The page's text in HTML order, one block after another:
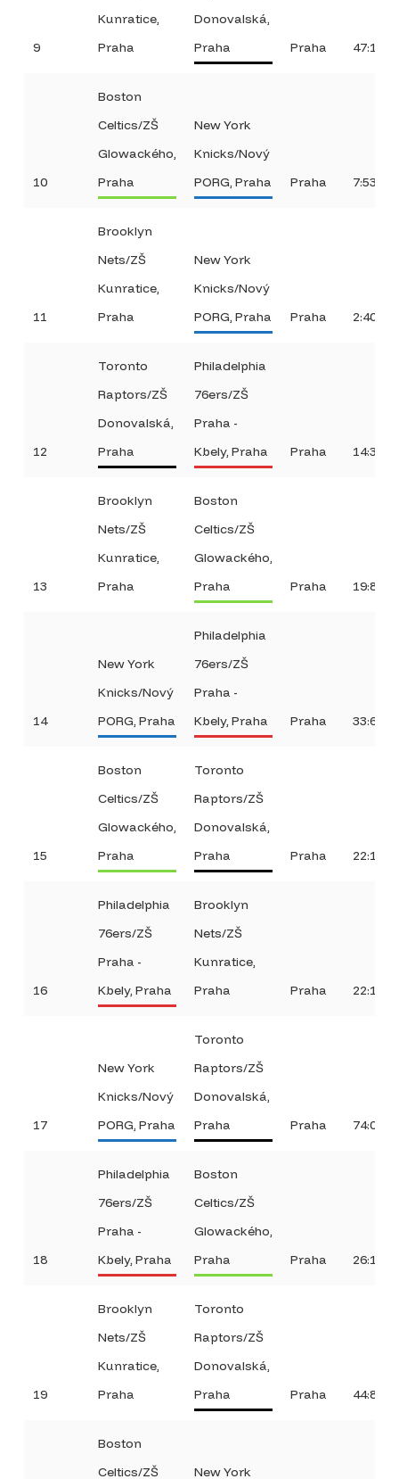
9
Kunratice,
Praha
Donovalská,
Praha
Praha 47:12
10
Boston
Celtics/ZŠ
Glowackého,
Praha
New York
Knicks/Nový
PORG, Praha
Praha 7:53
11
Brooklyn
Nets/ZŠ
Kunratice,
Praha
New York
Knicks/Nový
PORG, Praha
Praha 2:40
12
Toronto
Raptors/ZŠ
Donovalská,
Praha
Philadelphia
76ers/ZŠ
Praha -
Kbely, Praha
Praha 14:37
13
Brooklyn
Nets/ZŠ
Kunratice,
Praha
Boston
Celtics/ZŠ
Glowackého,
Praha
Praha 19:8
14
New York
Knicks/Nový
PORG, Praha
Philadelphia
76ers/ZŠ
Praha -
Kbely, Praha
Praha 33:6
15
Boston
Celtics/ZŠ
Glowackého,
Praha
Toronto
Raptors/ZŠ
Donovalská,
Praha
Praha 22:10
16
Philadelphia
76ers/ZŠ
Praha -
Kbely, Praha
Brooklyn
Nets/ZŠ
Kunratice,
Praha
Praha 22:16
17
New York
Knicks/Nový
PORG, Praha
Toronto
Raptors/ZŠ
Donovalská,
Praha
Praha 74:0
18
Philadelphia
76ers/ZŠ
Praha -
Kbely, Praha
Boston
Celtics/ZŠ
Glowackého,
Praha
Praha 26:12
19
Brooklyn
Nets/ZŠ
Kunratice,
Praha
Toronto
Raptors/ZŠ
Donovalská,
Praha
Praha 44:8
Boston
Celtics/ZŠ
New York